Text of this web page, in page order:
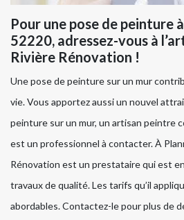
Pour une pose de peinture
52220, adressez-vous à
Rivière Rénovation !
Une pose de peinture sur un mur
vie. Vous apportez aussi un nouvel
peinture sur un mur, un artisan peintre
est un professionnel à contacter. À
Rénovation est un prestataire qui est
travaux de qualité. Les tarifs qu’il
abordables. Contactez-le pour plus de